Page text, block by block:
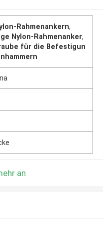
Rahmenankern,
Nylon-Rahmenanker,
für die Befestigun
an